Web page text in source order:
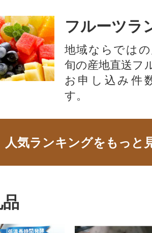
フルーツラ
地域ならでは
旬の産地直送フ
お申し込み件
す。
人気ランキングをもっと